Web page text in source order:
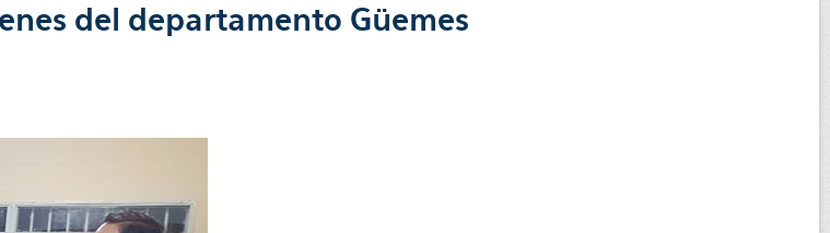
del departamento Güemes